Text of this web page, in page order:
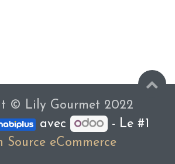
© Lily Gourmet 2022
avec
- Le #1
Source eCommerce